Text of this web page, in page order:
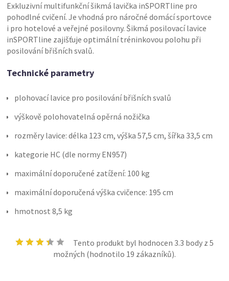
Exkluzivní multifunkční šikmá lavička inSPORTline pro
pohodlné cvičení. Je vhodná pro náročné domácí sportovce
i pro hotelové a veřejné posilovny. Šikmá posilovací lavice
inSPORTline zajišťuje optimální tréninkovou polohu při
posilování břišních svalů.
Technické parametry
plohovací lavice pro posilování břišních svalů
výškově polohovatelná opěrná nožička
rozměry lavice: délka 123 cm, výška 57,5 cm, šířka 33,5 cm
kategorie HC (dle normy EN957)
maximální doporučené zatížení: 100 kg
maximální doporučená výška cvičence: 195 cm
hmotnost 8,5 kg
Tento produkt byl hodnocen 3.3 body z 5
možných (hodnotilo 19 zákazníků).